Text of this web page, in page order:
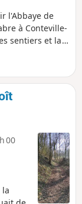
l'Abbaye de
à Conteville-
sentiers et la
00
la